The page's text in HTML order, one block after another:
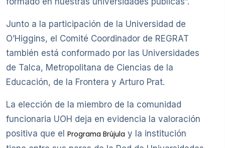
Junto a la participación de la Universidad de
O’Higgins, el Comité Coordinador de REGRAT
también está conformado por las Universidades
de Talca, Metropolitana de Ciencias de la
Educación, de la Frontera y Arturo Prat.
La elección de la miembro de la comunidad
funcionaria UOH deja en evidencia la valoración
positiva que el Programa Brújula y la institución